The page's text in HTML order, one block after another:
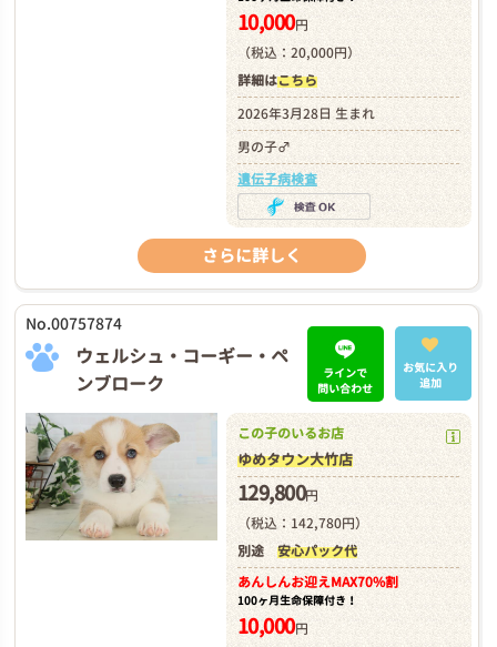
10,000円
（税込：20,000円）
詳細はこちら
2026年3月28日 生まれ
男の子♂
遺伝子病検査
さらに詳しく
No.00757874
ウェルシュ・コーギー・ペ
ンブローク
ラインで
問い合わせ
お気に入り
追加
この子のいるお店
ゆめタウン大竹店
129,800円
（税込：142,780円）
別途 安心パック代
あんしんお迎えMAX70%割
100ヶ月生命保障付き！
10,000円